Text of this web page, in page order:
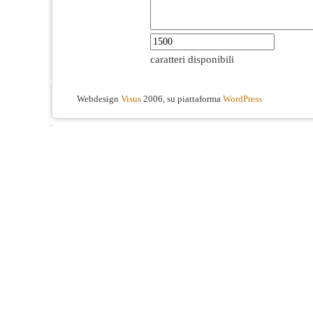
caratteri disponibili
Webdesign Visus 2006, su piattaforma WordPress